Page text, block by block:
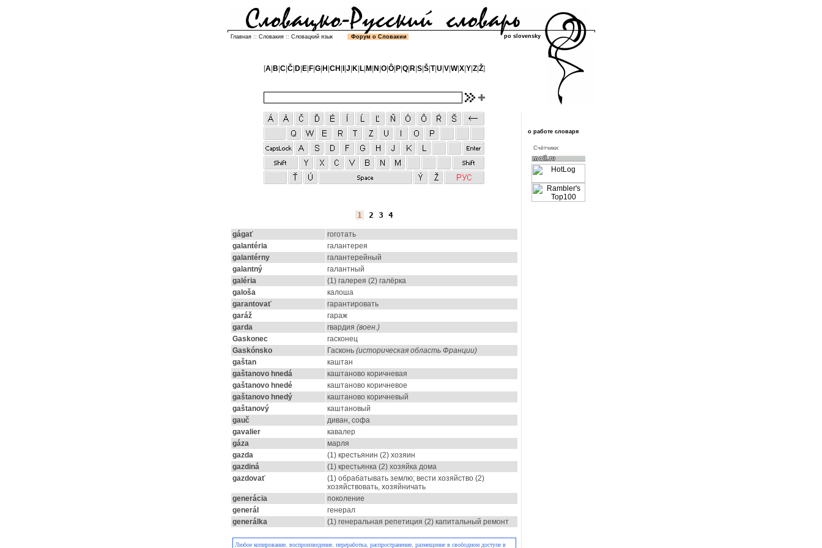
Главная :: Словакия :: Словацкий язык Форум о Словакии po slovensky
[A| B C| Č| D| E| F| G| H CH J K| L| M N O| Ô| P| Q| R| S| Š| T|U V| W|X| Y| Z| Ž]
1 2 3 4
gágať
гоготать
galantéria
галантерея
galantérny
галантерейный
galantný
галантный
galéria
(1) галерея (2) галёрка
galoša
калоша
garantovať
гарантировать
garáž
гараж
garda
гвардия (воен.)
Gaskonec
гасконец
Gaskónsko
Гасконь (историческая область Франции)
gaštan
каштан
gaštanovo hnedá
каштаново коричневая
gaštanovo hnedé
каштаново коричневое
gaštanovo hnedý
каштаново коричневый
gaštanový
каштановый
gauč
диван, софа
gavalier
кавалер
gáza
марля
gazda
(1) крестьянин (2) хозяин
gazdiná
(1) крестьянка (2) хозяйка дома
gazdovať
(1) обрабатывать землю; вести хозяйство (2)
хозяйствовать, хозяйничать
generácia
поколение
generál
генерал
generálka
(1) генеральная репетиция (2) капитальный ремонт
Любое копирование, воспроизведение, переработка, распространение, размещение в свободном доступе в
о работе словаря
Cчётчики: